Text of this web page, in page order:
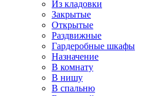
Из кладовки
Закрытые
Открытые
Раздвижные
Гардеробные шкафы
Назначение
В комнату
В нишу
В спальню